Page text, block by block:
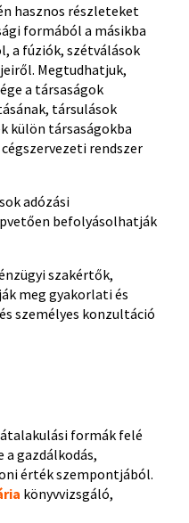
hasznos részleteket
formából a másikba
a fúziók, szétválások
Megtudhatjuk,
a társaságok
társulások
külön társaságokba
rendszer
adózási
befolyásolhatják
szakértők,
meg gyakorlati és
személyes konzultáció
formák felé
gazdálkodás,
érték szempontjából.
könyvvizsgáló,